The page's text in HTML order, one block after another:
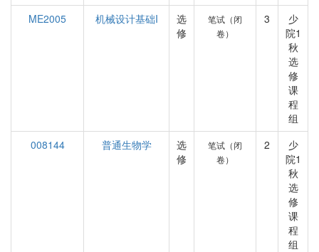
ME2005
机械设计基础I
选
修
笔试（闭
卷）
3
少
院1
秋
选
修
课
程
组
008144
普通生物学
选
修
笔试（闭
卷）
2
少
院1
秋
选
修
课
程
组